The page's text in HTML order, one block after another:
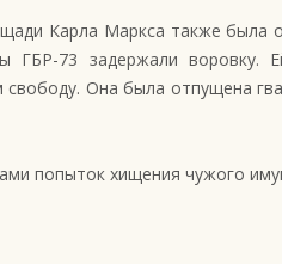
Карла Маркса также была
ГБР-73 задержали воровку.
Она была отпущена
попыток хищения чужого